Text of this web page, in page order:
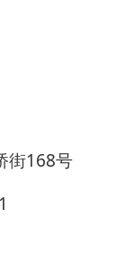
街168号